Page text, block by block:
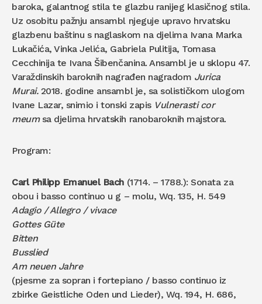
baroka, galantnog stila te glazbu ranijeg klasičnog stila.
Uz osobitu pažnju ansambl njeguje upravo hrvatsku
glazbenu baštinu s naglaskom na djelima Ivana Marka
Lukačića, Vinka Jelića, Gabriela Pulitija, Tomasa
Cecchinija te Ivana Šibenčanina. Ansambl je u sklopu 47.
Varaždinskih baroknih nagrađen nagradom Jurica
Murai. 2018. godine ansambl je, sa solističkom ulogom
Ivane Lazar, snimio i tonski zapis Vulnerasti cor
meumsa djelima hrvatskih ranobaroknih majstora.
Program:
Carl Philipp Emanuel Bach (1714. – 1788.): Sonata za
obou i basso continuo u g – molu, Wq. 135, H. 549
Adagio / Allegro / vivace
Gottes Güte
Bitten
Busslied
Am neuen Jahre
(pjesme za sopran i fortepiano / basso continuo iz
zbirke Geistliche Oden und Lieder), Wq. 194, H. 686,